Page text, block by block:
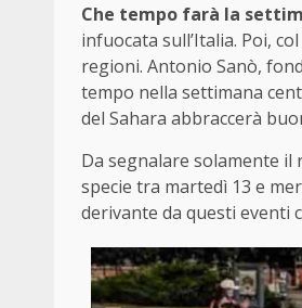
Che tempo farà la
infuocata sull’Italia. Poi,
regioni. Antonio Sanò,
tempo nella settimana
del Sahara abbraccerà
Da segnalare solamente il
specie tra martedì 13 e
derivante da questi eventi